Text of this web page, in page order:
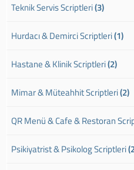
Teknik Servis Scriptleri(3)
Hurdacı & Demirci Scriptleri(1)
Hastane & Klinik Scriptleri(2)
Mimar & Müteahhit Scriptleri(2)
QR Menü & Cafe & Restoran
Psikiyatrist & Psikolog Scriptleri